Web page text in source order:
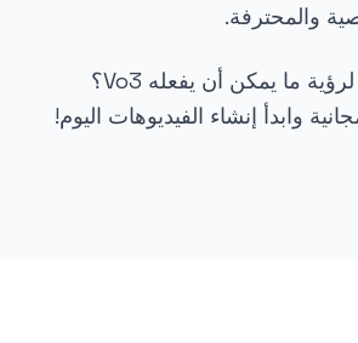
والمحترفة.
هل أنت مستعد لرؤية ما يمكن أن يفعله Vo3؟
وابدأ إنشاء الفيديوهات اليوم!